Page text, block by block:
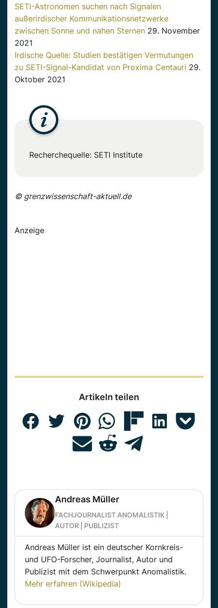
SETI-Astronomen suchen nach Signalen
außerirdischer Kommunikationsnetzwerke
zwischen Sonne und nahen Sternen 29. November
2021
Irdische Quelle: Studien bestätigen Vermutungen
zu SETI-Signal-Kandidat von Proxima Centauri 29.
Oktober 2021
Recherchequelle: SETI Institute
© grenzwissenschaft-aktuell.de
Anzeige
Artikeln teilen
Andreas Müller
FACHJOURNALIST ANOMALISTIK |
AUTOR | PUBLIZIST
Andreas Müller ist ein deutscher Kornkreis-
und UFO-Forscher, Journalist, Autor und
Publizist mit dem Schwerpunkt Anomalistik.
Mehr erfahren (Wikipedia)